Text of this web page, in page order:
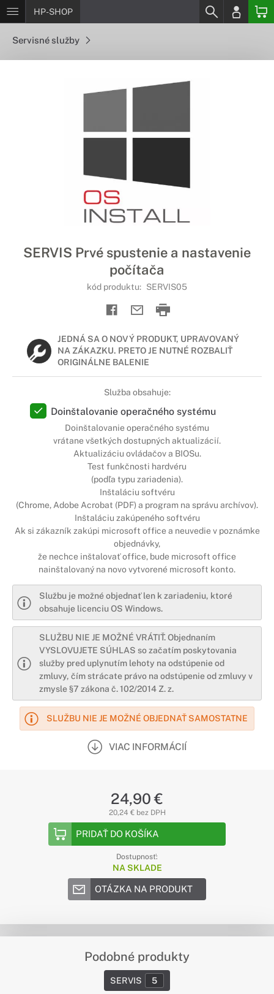
HP-SHOP
Servisné služby
SERVIS Prvé spustenie a nastavenie
počítača
kód produktu: SERVIS05
JEDNÁ SA O NOVÝ PRODUKT, UPRAVOVANÝ
NA ZÁKAZKU. PRETO JE NUTNÉ ROZBALIŤ
ORIGINÁLNE BALENIE
Služba obsahuje:
Doinštalovanie operačného systému
Doinštalovanie operačného systému
vrátane všetkých dostupných aktualizácií.
Aktualizáciu ovládačov a BIOSu.
Test funkčnosti hardvéru
(podľa typu zariadenia).
Inštaláciu softvéru
(Chrome, Adobe Acrobat (PDF) a program na správu archívov).
Inštaláciu zakúpeného softvéru
Ak si zákazník zakúpi microsoft office a neuvedie v poznámke
objednávky,
že nechce inštalovať office, bude microsoft office
nainštalovaný na novo vytvorené microsoft konto.
Službu je možné objednať len k zariadeniu, ktoré
obsahuje licenciu OS Windows.
SLUŽBU NIE JE MOŽNÉ VRÁTIŤ. Objednaním
VYSLOVUJETE SÚHLAS so začatím poskytovania
služby pred uplynutím lehoty na odstúpenie od
zmluvy, čím strácate právo na odstúpenie od zmluvy v
zmysle §7 zákona č. 102/2014 Z. z.
SLUŽBU NIE JE MOŽNÉ OBJEDNAŤ SAMOSTATNE
VIAC INFORMÁCIÍ
24,90 €
20,24 € bez DPH
PRIDAŤ DO KOŠÍKA
Dostupnosť:
NA SKLADE
OTÁZKA NA PRODUKT
Podobné produkty
SERVIS 5